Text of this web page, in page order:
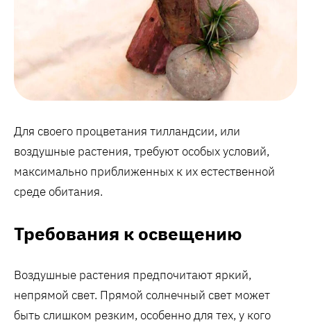
Для своего процветания тилландсии, или
воздушные растения, требуют особых условий,
максимально приближенных к их естественной
среде обитания.
Требования к освещению
Воздушные растения предпочитают яркий,
непрямой свет. Прямой солнечный свет может
быть слишком резким, особенно для тех, у кого